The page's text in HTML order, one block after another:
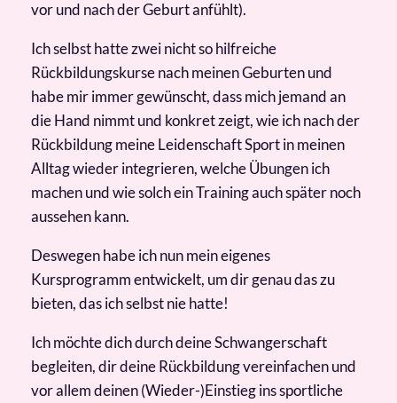
vor und nach der Geburt anfühlt).
Ich selbst hatte zwei nicht so hilfreiche
Rückbildungskurse nach meinen Geburten und
habe mir immer gewünscht, dass mich jemand an
die Hand nimmt und konkret zeigt, wie ich nach der
Rückbildung meine Leidenschaft Sport in meinen
Alltag wieder integrieren, welche Übungen ich
machen und wie solch ein Training auch später noch
aussehen kann.
Deswegen habe ich nun mein eigenes
Kursprogramm entwickelt, um dir genau das zu
bieten, das ich selbst nie hatte!
Ich möchte dich durch deine Schwangerschaft
begleiten, dir deine Rückbildung vereinfachen und
vor allem deinen (Wieder-)Einstieg ins sportliche